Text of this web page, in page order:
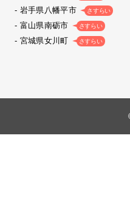
岩手県八幡平市 さすらい
富山県南砺市 さすらい
宮城県女川町 さすらい